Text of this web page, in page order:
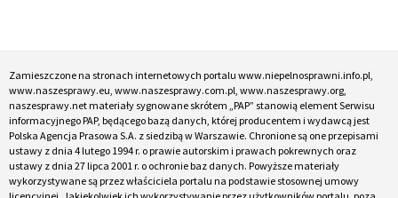
Zamieszczone na stronach internetowych portalu www.niepelnosprawni.info.pl,
www.naszesprawy.eu, www.naszesprawy.com.pl, www.naszesprawy.org,
naszesprawy.net materiały sygnowane skrótem „PAP” stanowią element Serwisu
informacyjnego PAP, będącego bazą danych, której producentem i wydawcą jest
Polska Agencja Prasowa S.A. z siedzibą w Warszawie. Chronione są one przepisami
ustawy z dnia 4 lutego 1994 r. o prawie autorskim i prawach pokrewnych oraz
ustawy z dnia 27 lipca 2001 r. o ochronie baz danych. Powyższe materiały
wykorzystywane są przez właściciela portalu na podstawie stosownej umowy